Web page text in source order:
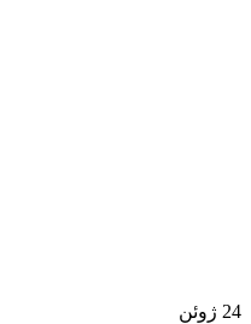
24 ژوئن